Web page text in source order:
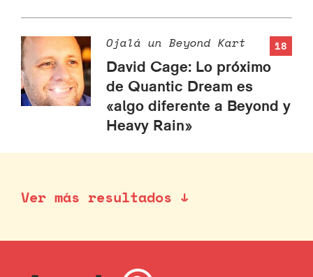
18
Ojalá un Beyond Kart
David Cage: Lo próximo
de Quantic Dream es
«algo diferente a Beyond y
Heavy Rain»
Ver más resultados ↓